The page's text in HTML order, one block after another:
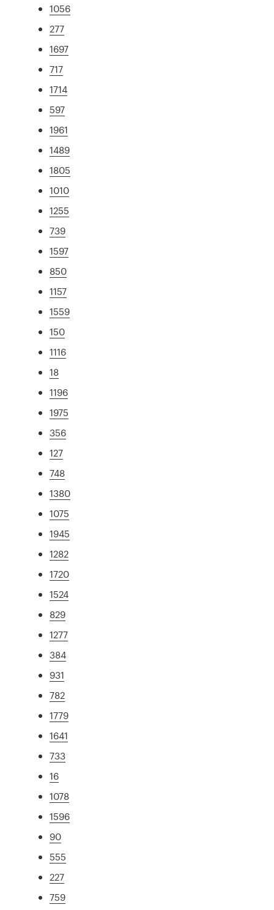
1056
277
1697
717
1714
597
1961
1489
1805
1010
1255
739
1597
850
1157
1559
150
1116
18
1196
1975
356
127
748
1380
1075
1945
1282
1720
1524
829
1277
384
931
782
1779
1641
733
16
1078
1596
90
555
227
759